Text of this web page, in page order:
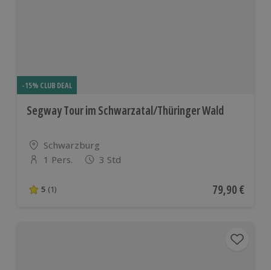
-15% CLUB DEAL
Segway Tour im Schwarzatal/Thüringer Wald
Standort
Schwarzburg
Anzahl der Teilnehmer
1 Pers. 3 Std
5 von 5 Sternen basierend auf 1 Bewertungen
5 (1) Aktueller
79,90 €